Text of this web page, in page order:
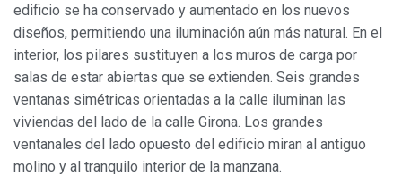
edificio se ha conservado y aumentado en los nuevos
diseños, permitiendo una iluminación aún más natural. En el
interior, los pilares sustituyen a los muros de carga por
salas de estar abiertas que se extienden. Seis grandes
ventanas simétricas orientadas a la calle iluminan las
viviendas del lado de la calle Girona. Los grandes
ventanales del lado opuesto del edificio miran al antiguo
molino y al tranquilo interior de la manzana.